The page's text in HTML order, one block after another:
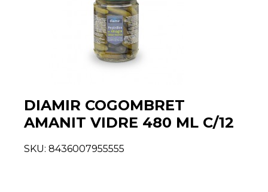
DIAMIR COGOMBRET
AMANIT VIDRE 480 ML C/12
SKU: 8436007955555